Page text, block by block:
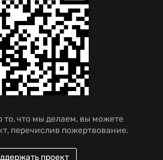
то, что мы делаем, вы можете
перечислив пожертвование.
проект